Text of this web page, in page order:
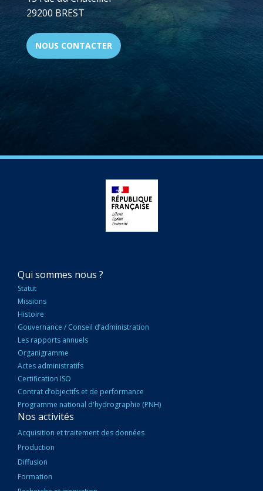
29200 BREST
NOUS CONTACTER
NAVIGATION
PRINCIPALE
Qui sommes nous ?
Statut
Missions
Histoire
Gouvernance / Conseil d’administration
Les rapports annuels
Organigramme
Actes administratifs
Certification ISO
Contrat d’objectifs et de performance
Programme national d'hydrographie (PNH)
Nos activités
Acquisition et traitement des données
Production
Diffusion
Formation